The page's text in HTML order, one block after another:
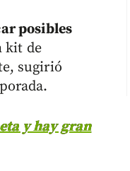
posibles
kit de
sugirió
y hay gran